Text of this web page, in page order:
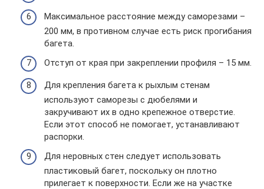
Максимальное расстояние между саморезами –
200 мм, в противном случае есть риск прогибания
багета.
Отступ от края при закреплении профиля – 15 мм.
Для крепления багета к рыхлым стенам
используют саморезы с дюбелями и
закручивают их в одно крепежное отверстие.
Если этот способ не помогает, устанавливают
распорки.
Для неровных стен следует использовать
пластиковый багет, поскольку он плотно
прилегает к поверхности. Если же на участке